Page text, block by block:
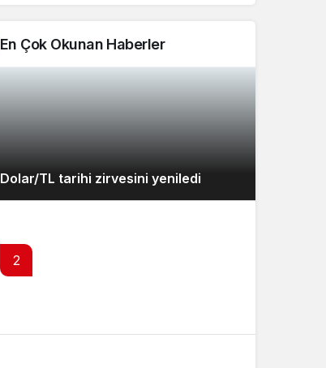
En Çok Okunan Haberler
Dolar/TL tarihi zirvesini yeniledi
2